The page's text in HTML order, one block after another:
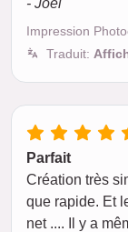
Impression
Traduit:
Parfait
Création très
que rapide. Et
net .... Il y a